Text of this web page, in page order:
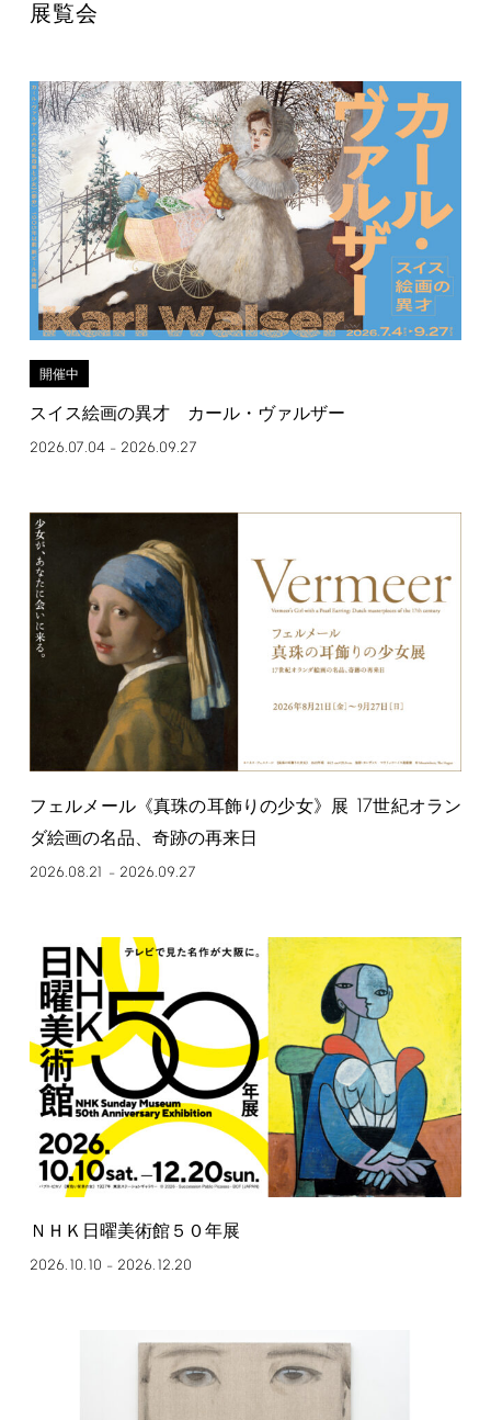
展覧会
開催中
スイス絵画の異才 カール・ヴァルザー
2026.07.04– 2026.09.27
フェルメール《真珠の耳飾りの少女》展 17世紀オラン
ダ絵画の名品、奇跡の再来日
2026.08.21 – 2026.09.27
ＮＨＫ日曜美術館５０年展
2026.10.10 – 2026.12.20